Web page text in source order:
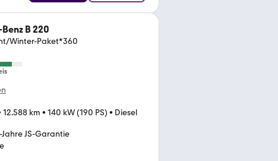
B 220
Winter-Paket*360
12.588 km • 140 kW (190 PS) • Diesel
Jahre JS-Garantie